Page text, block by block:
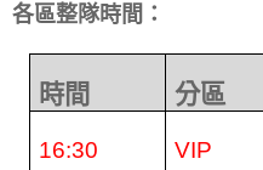
各區整隊時間：
時間 分區
16:30 VIP